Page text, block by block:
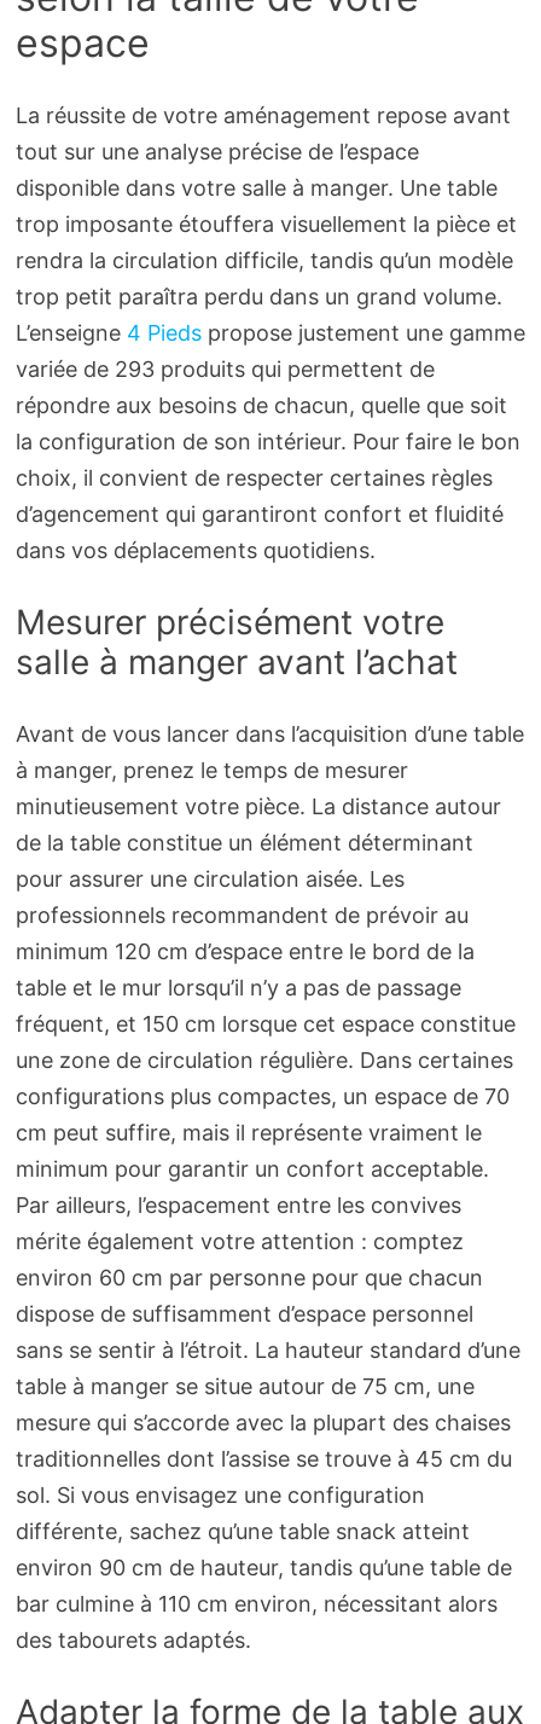
espace
La réussite de votre aménagement repose avant
tout sur une analyse précise de l’espace
disponible dans votre salle à manger. Une table
trop imposante étouffera visuellement la pièce et
rendra la circulation difficile, tandis qu’un modèle
trop petit paraîtra perdu dans un grand volume.
L’enseigne 4 Piedspropose justement une gamme
variée de 293 produits qui permettent de
répondre aux besoins de chacun, quelle que soit
la configuration de son intérieur. Pour faire le bon
choix, il convient de respecter certaines règles
d’agencement qui garantiront confort et fluidité
dans vos déplacements quotidiens.
Mesurer précisément votre
salle à manger avant l’achat
Avant de vous lancer dans l’acquisition d’une table
à manger, prenez le temps de mesurer
minutieusement votre pièce. La distance autour
de la table constitue un élément déterminant
pour assurer une circulation aisée. Les
professionnels recommandent de prévoir au
minimum 120 cm d’espace entre le bord de la
table et le mur lorsqu’il n’y a pas de passage
fréquent, et 150 cm lorsque cet espace constitue
une zone de circulation régulière. Dans certaines
configurations plus compactes, un espace de 70
cm peut suffire, mais il représente vraiment le
minimum pour garantir un confort acceptable.
Par ailleurs, l’espacement entre les convives
mérite également votre attention : comptez
environ 60 cm par personne pour que chacun
dispose de suffisamment d’espace personnel
sans se sentir à l’étroit. La hauteur standard d’une
table à manger se situe autour de 75 cm, une
mesure qui s’accorde avec la plupart des chaises
traditionnelles dont l’assise se trouve à 45 cm du
sol. Si vous envisagez une configuration
différente, sachez qu’une table snack atteint
environ 90 cm de hauteur, tandis qu’une table de
bar culmine à 110 cm environ, nécessitant alors
des tabourets adaptés.
Adapter la forme de la table aux